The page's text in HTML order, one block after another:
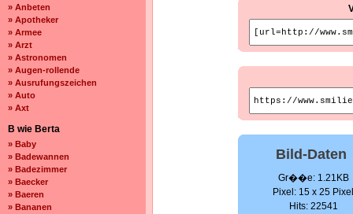
» Anbeten
» Apotheker
» Armee
» Arzt
» Astronomen
» Augen-rollende
» Ausrufungszeichen
» Auto
» Axt
B wie Berta
» Baby
» Badewannen
» Badezimmer
» Baecker
» Baeren
» Bananen
Bild-Daten
Gr��e: 1.21KB
Pixel: 15 x 25
Hits: 22541